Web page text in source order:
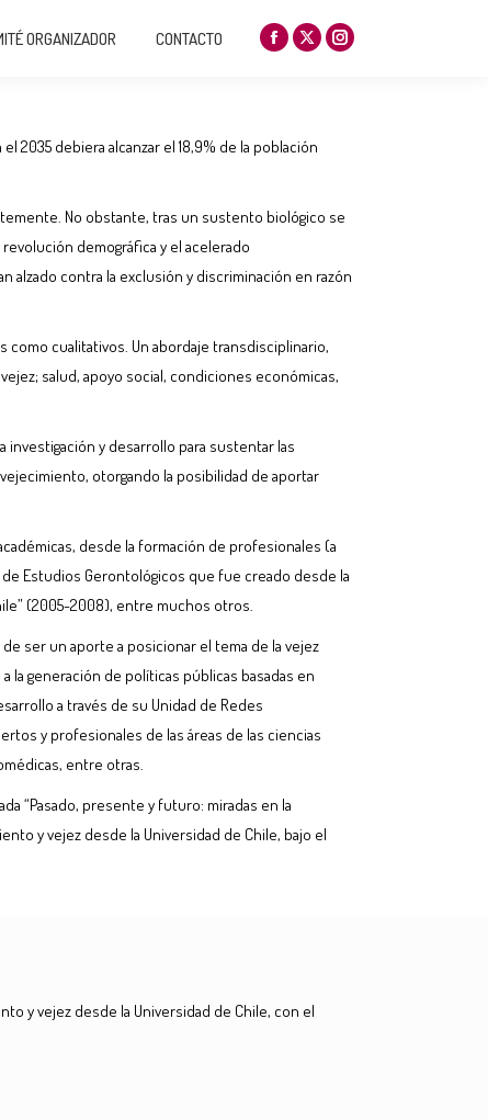
ORGANIZADOR CONTACTO
Facebook
in
X
in
Instagram
2035 debiera alcanzar el 18,9% de la población
No obstante, tras un sustento biológico se
demográfica y el acelerado
alzado contra la exclusión y discriminación en razón
como cualitativos. Un abordaje transdisciplinario,
salud, apoyo social, condiciones económicas,
y desarrollo para sustentar las
otorgando la posibilidad de aportar
desde la formación de profesionales (a
Estudios Gerontológicos que fue creado desde la
(2005-2008), entre muchos otros.
ser un aporte a posicionar el tema de la vejez
generación de políticas públicas basadas en
a través de su Unidad de Redes
y profesionales de las áreas de las ciencias
entre otras.
“Pasado, presente y futuro: miradas en la
y vejez desde la Universidad de Chile, bajo el
y vejez desde la Universidad de Chile, con el
CONTACTO
Facebook
new
Instagram